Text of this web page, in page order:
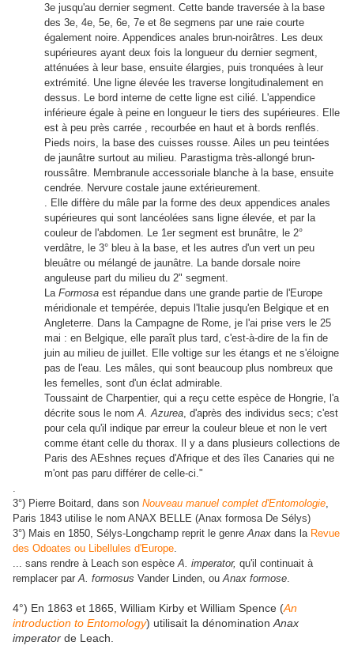
3e jusqu'au dernier segment. Cette bande traversée à la base
des 3e, 4e, 5e, 6e, 7e et 8e segmens par une raie courte
également noire. Appendices anales brun-noirâtres. Les deux
supérieures ayant deux fois la longueur du dernier segment,
atténuées à leur base, ensuite élargies, puis tronquées à leur
extrémité. Une ligne élevée les traverse longitudinalement en
dessus. Le bord interne de cette ligne est cilié. L'appendice
inférieure égale à peine en longueur le tiers des supérieures. Elle
est à peu près carrée , recourbée en haut et à bords renflés.
Pieds noirs, la base des cuisses rousse. Ailes un peu teintées
de jaunâtre surtout au milieu. Parastigma très-allongé brun-
roussâtre. Membranule accessoriale blanche à la base, ensuite
cendrée. Nervure costale jaune extérieurement.
. Elle diffère du mâle par la forme des deux appendices anales
supérieures qui sont lancéolées sans ligne élevée, et par la
couleur de l'abdomen. Le 1er segment est brunâtre, le 2°
verdâtre, le 3° bleu à la base, et les autres d'un vert un peu
bleuâtre ou mélangé de jaunâtre. La bande dorsale noire
anguleuse part du milieu du 2" segment.
La Formosa est répandue dans une grande partie de l'Europe
méridionale et tempérée, depuis l'Italie jusqu'en Belgique et en
Angleterre. Dans la Campagne de Rome, je l'ai prise vers le 25
mai : en Belgique, elle paraît plus tard, c'est-à-dire de la fin de
juin au milieu de juillet. Elle voltige sur les étangs et ne s'éloigne
pas de l'eau. Les mâles, qui sont beaucoup plus nombreux que
les femelles, sont d'un éclat admirable.
Toussaint de Charpentier, qui a reçu cette espèce de Hongrie, l'a
décrite sous le nom A. Azurea, d'après des individus secs; c'est
pour cela qu'il indique par erreur la couleur bleue et non le vert
comme étant celle du thorax. Il y a dans plusieurs collections de
Paris des AEshnes reçues d'Afrique et des îles Canaries qui ne
m'ont pas paru différer de celle-ci."
.
3°) Pierre Boitard, dans son Nouveau manuel complet d'Entomologie,
Paris 1843 utilise le nom ANAX BELLE (Anax formosa De Sélys)
3°) Mais en 1850, Sélys-Longchamp reprit le genre Anax dans la Revue
des Odoates ou Libellules d'Europe.
... sans rendre à Leach son espèceA. imperator, qu'il continuait à
remplacer parA. formosus Vander Linden, ouAnax formose.
4°) En 1863 et 1865, William Kirby et William Spence (An
introduction to Entomology) utilisait la dénomination Anax
imperator de Leach.